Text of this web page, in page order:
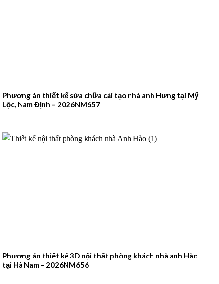
Phương án thiết kế sửa chữa cải tạo nhà anh Hưng tại Mỹ
Lộc, Nam Định – 2026NM657
Phương án thiết kế 3D nội thất phòng khách nhà anh Hào
tại Hà Nam – 2026NM656